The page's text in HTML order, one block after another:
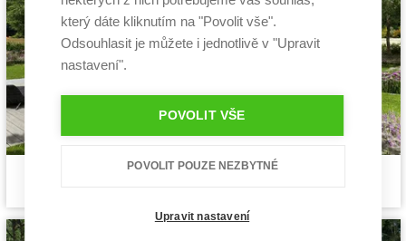
Dispozice:
5+1
Užitná plocha:
140 m²
Pozitiv 2
který dáte kliknutím na "Povolit vše".
Odsouhlasit je můžete i jednotlivě v "Upravit
nastavení".
POVOLIT VŠE
POVOLIT POUZE NEZBYTNÉ
Upravit nastavení